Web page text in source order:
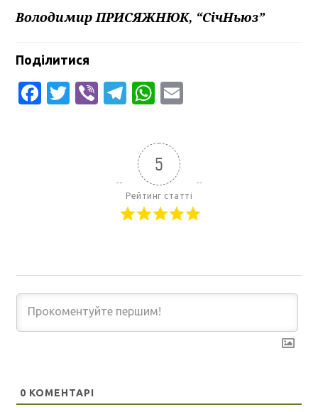
Володимир ПРИСЯЖНЮК, “СічНьюз”
Поділитися
Facebook
Twitter
ViberTelegram
WhatsApp
5
Рейтинг статті
0 КОМЕНТАРІ